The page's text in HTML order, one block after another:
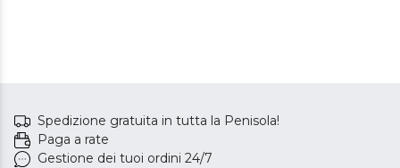
Spedizione gratuita in tutta la Penisola!
Paga a rate
Gestione dei tuoi ordini 24/7